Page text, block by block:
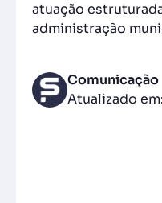
atuação
administração
Comunicação
Atualizado